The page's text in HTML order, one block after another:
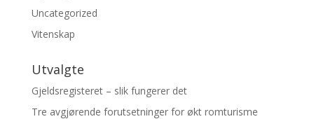
Uncategorized
Vitenskap
Utvalgte
Gjeldsregisteret – slik fungerer det
Tre avgjørende forutsetninger for økt romturisme